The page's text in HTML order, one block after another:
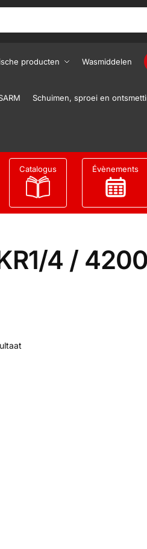
producten Wasmiddelen
Schuimen, sproei en
Catalogus Évènements
4 /